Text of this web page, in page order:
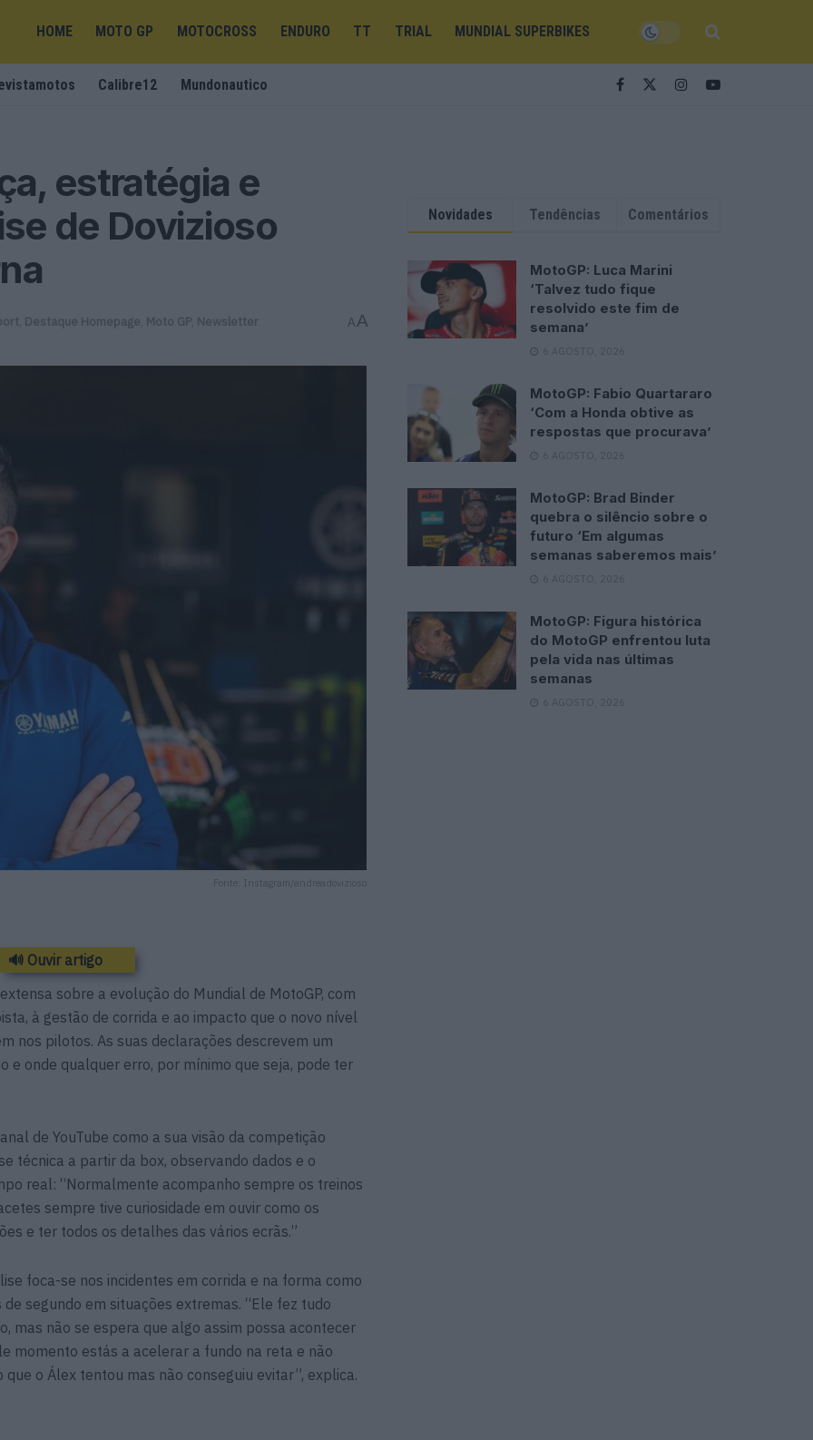
HOME MOTO GP MOTOCROSS ENDURO TT TRIAL MUNDIAL SUPERBIKES
Calibre12 Mundonautico
estratégia e
de Dovizioso
Destaque Homepage Moto GP Newsletter AA
Fonte: Instagram/andreadovizioso
🔊 Ouvir artigo
sobre a evolução do Mundial de MotoGP, com
à gestão de corrida e ao impacto que o novo nível
nos pilotos. As suas declarações descrevem um
e onde qualquer erro, por mínimo que seja, pode ter
de YouTube como a sua visão da competição
técnica a partir da box, observando dados e o
real: “Normalmente acompanho sempre os treinos
sempre tive curiosidade em ouvir como os
e ter todos os detalhes das vários ecrãs.”
foca-se nos incidentes em corrida e na forma como
segundo em situações extremas. “Ele fez tudo
mas não se espera que algo assim possa acontecer
momento estás a acelerar a fundo na reta e não
o Álex tentou mas não conseguiu evitar”, explica.
Novidades Tendências Comentários
MotoGP: Luca Marini
‘Talvez tudo fique
resolvido este fim de
semana’
6 AGOSTO, 2026
MotoGP: Fabio Quartararo
‘Com a Honda obtive as
respostas que procurava’
6 AGOSTO, 2026
MotoGP: Brad Binder
quebra o silêncio sobre o
futuro ‘Em algumas
semanas saberemos mais’
6 AGOSTO, 2026
MotoGP: Figura histórica
do MotoGP enfrentou luta
pela vida nas últimas
semanas
6 AGOSTO, 2026